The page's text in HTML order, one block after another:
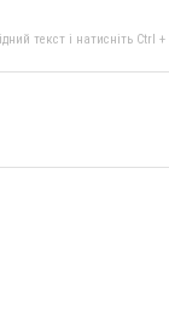
текст і натисніть Ctrl